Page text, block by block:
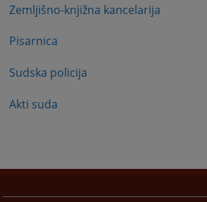
Zemljišno-knjižna kancelarija
Pisarnica
Sudska policija
Akti suda